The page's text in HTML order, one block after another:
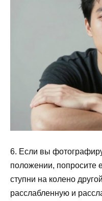
6. Если вы
положении, попросите
ступни на колено
расслабленную и